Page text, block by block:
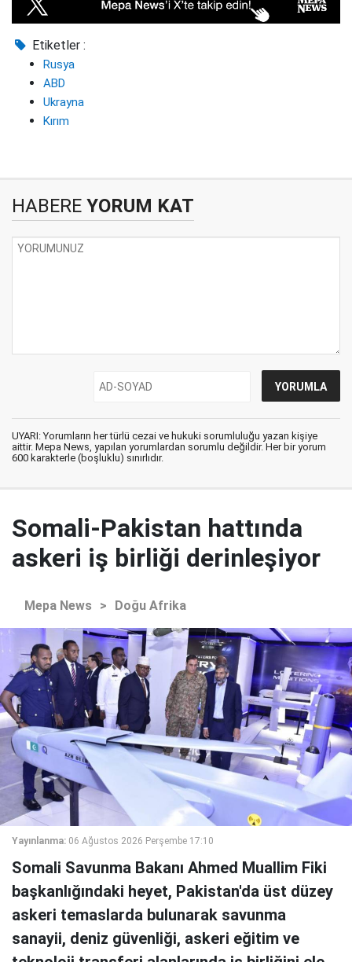
Etiketler :
Rusya
ABD
Ukrayna
Kırım
HABERE YORUM KAT
UYARI: Yorumların her türlü cezai ve hukuki sorumluluğu yazan kişiye
aittir. Mepa News, yapılan yorumlardan sorumlu değildir. Her bir yorum
600 karakterle (boşluklu) sınırlıdır.
Somali-Pakistan hattında
askeri iş birliği derinleşiyor
Mepa News > Doğu Afrika
Yayınlanma: 06 Ağustos 2026 Perşembe 17:10
Somali Savunma Bakanı Ahmed Muallim Fiki
başkanlığındaki heyet, Pakistan'da üst düzey
askeri temaslarda bulunarak savunma
sanayii, deniz güvenliği, askeri eğitim ve